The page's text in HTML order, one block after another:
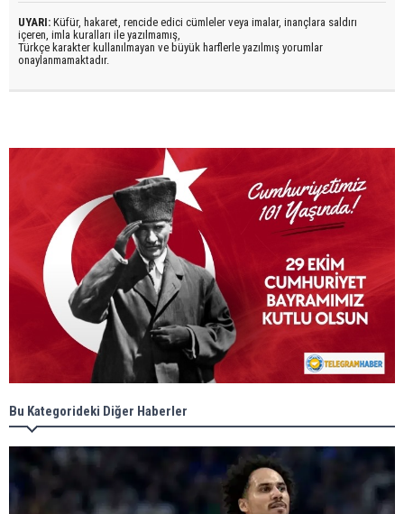
UYARI: Küfür, hakaret, rencide edici cümleler veya imalar, inançlara saldırı
içeren, imla kuralları ile yazılmamış,
Türkçe karakter kullanılmayan ve büyük harflerle yazılmış yorumlar
onaylanmamaktadır.
Bu Kategorideki Diğer Haberler